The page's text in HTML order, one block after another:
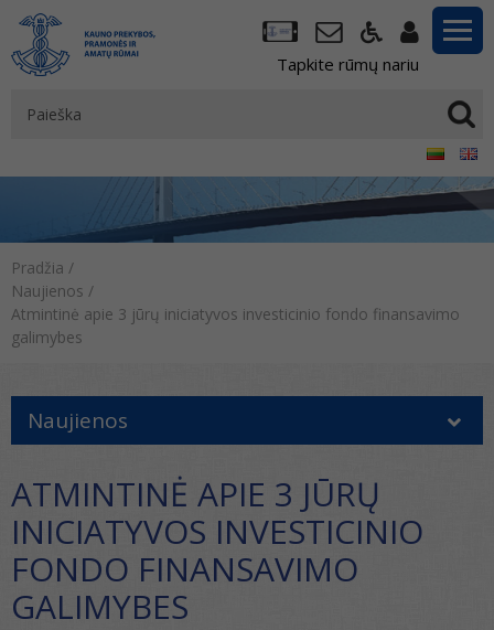
Tapkite rūmų nariu
Pradžia /
Naujienos /
Atmintinė apie 3 jūrų iniciatyvos investicinio fondo finansavimo
galimybes
Naujienos
ATMINTINĖ APIE 3 JŪRŲ
INICIATYVOS INVESTICINIO
FONDO FINANSAVIMO
GALIMYBES